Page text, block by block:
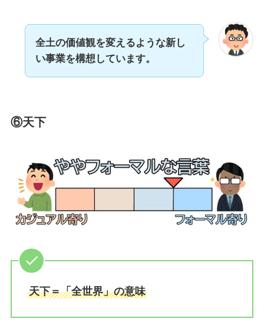
全土の価値観を変えるような新し
い事業を構想しています。
⑥天下
天下＝「全世界」の意味